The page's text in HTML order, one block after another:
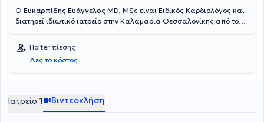
Ο Ευκαρπίδης Ευάγγελος MD, MSc είναι Ειδικός Καρδιολόγος και
διατηρεί ιδιωτικό ιατρείο στην Καλαμαριά Θεσσαλονίκης από το
Πανεπιστημίου Θεσσαλονίκης και είναι κάτοχος μεταπτυχιακού
διπλώματος στην Ιατρική Έρευνα, από το ίδιο πανεπιστήμιο.
Εκπαιδεύτηκε στην Παθολογία και στην Καρδιολογία στο Γενικό
Νοσοκομείο Ξάνθης, ολοκλήρωσε την ειδικότητα του στην
"Παπανικολάου" και ήταν υπότροφος της Ελληνικής Καρδιολογικής
Εταιρείας. Στο ιδιωτικό του ιατρείο, σε έναν μοντέρνο, καλαίσθητο
Holter πίεσης
Δες το κόστος
Ιατρείο 1 Βιντεοκλήση